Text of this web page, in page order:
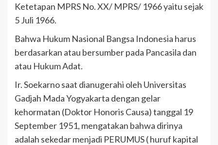
Ketetapan MPRS No. XX/ MPRS/ 1966 yaitu sejak
5 Juli 1966.
Bahwa Hukum Nasional Bangsa Indonesia harus
berdasarkan atau bersumber pada Pancasila dan
atau Hukum Adat.
Ir. Soekarno saat dianugerahi oleh Universitas
Gadjah Mada Yogyakarta dengan gelar
kehormatan (Doktor Honoris Causa) tanggal 19
September 1951, mengatakan bahwa dirinya
adalah sekedar menjadi PERUMUS ( huruf kapital